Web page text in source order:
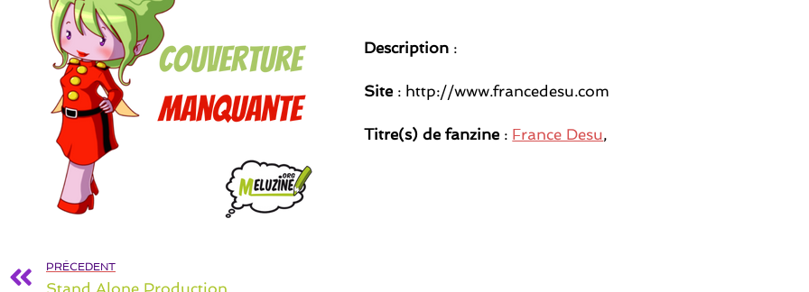
Description :
Site : http://www.francedesu.com
Titre(s) de fanzine : France Desu,
PRÉCEDENT
Stand Alone Production